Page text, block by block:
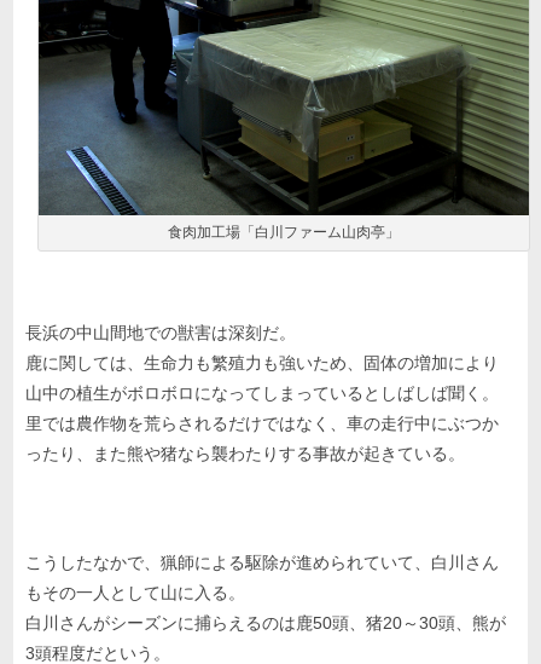
食肉加工場「白川ファーム山肉亭」
長浜の中山間地での獣害は深刻だ。
鹿に関しては、生命力も繁殖力も強いため、固体の増加により
山中の植生がボロボロになってしまっているとしばしば聞く。
里では農作物を荒らされるだけではなく、車の走行中にぶつか
ったり、また熊や猪なら襲わたりする事故が起きている。
こうしたなかで、猟師による駆除が進められていて、白川さん
もその一人として山に入る。
白川さんがシーズンに捕らえるのは鹿50頭、猪20～30頭、熊が
3頭程度だという。